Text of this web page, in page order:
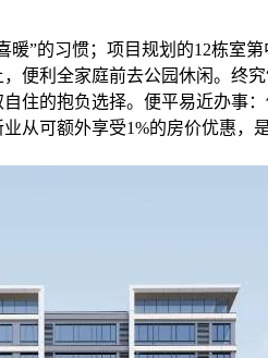
的习惯；项目规划的12栋室第
便利全家庭前去公园休闲。终
住的抱负选择。便平易近办事
从可额外享受1%的房价优惠，